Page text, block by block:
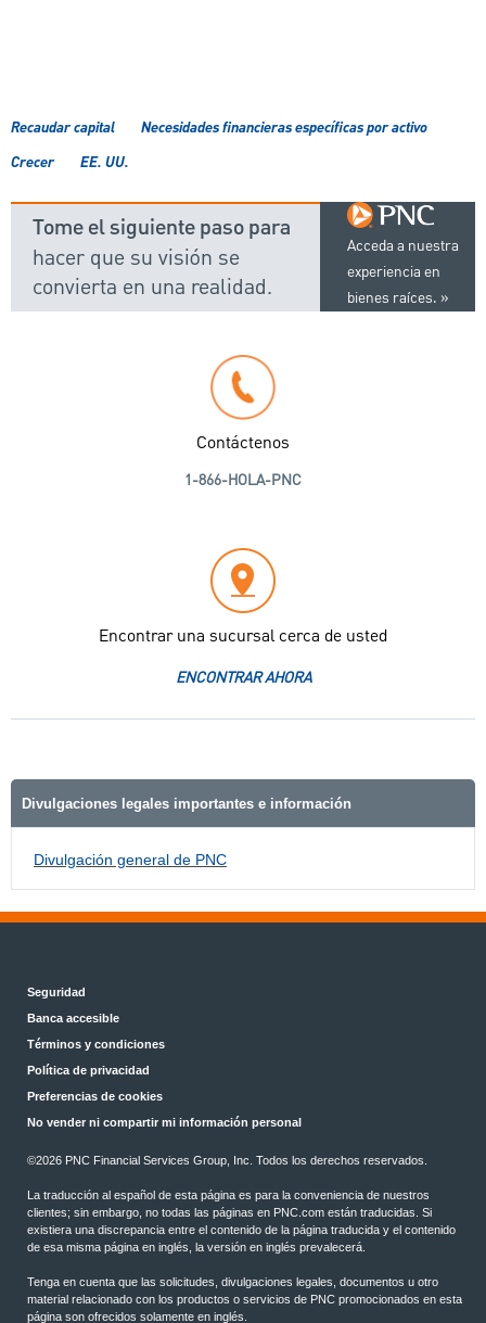
Recaudar capital
Necesidades financieras específicas por activo
Crecer
EE. UU.
Acceda a nuestra
experiencia en
bienes raíces.
Tome el siguiente paso para
hacer que su visión se
convierta en una realidad.
Contáctenos
1-866-HOLA-PNC
Encontrar una sucursal cerca de usted
ENCONTRAR AHORA
Divulgaciones legales importantes e información
Divulgación general de PNC
Seguridad
Banca accesible
Términos y condiciones
Política de privacidad
Preferencias de cookies
No vender ni compartir mi información personal
©2026 PNC Financial Services Group, Inc. Todos los derechos reservados.
La traducción al español de esta página es para la conveniencia de nuestros
clientes; sin embargo, no todas las páginas en PNC.com están traducidas. Si
existiera una discrepancia entre el contenido de la página traducida y el contenido
de esa misma página en inglés, la versión en inglés prevalecerá.
Tenga en cuenta que las solicitudes, divulgaciones legales, documentos u otro
material relacionado con los productos o servicios de PNC promocionados en esta
página son ofrecidos solamente en inglés.